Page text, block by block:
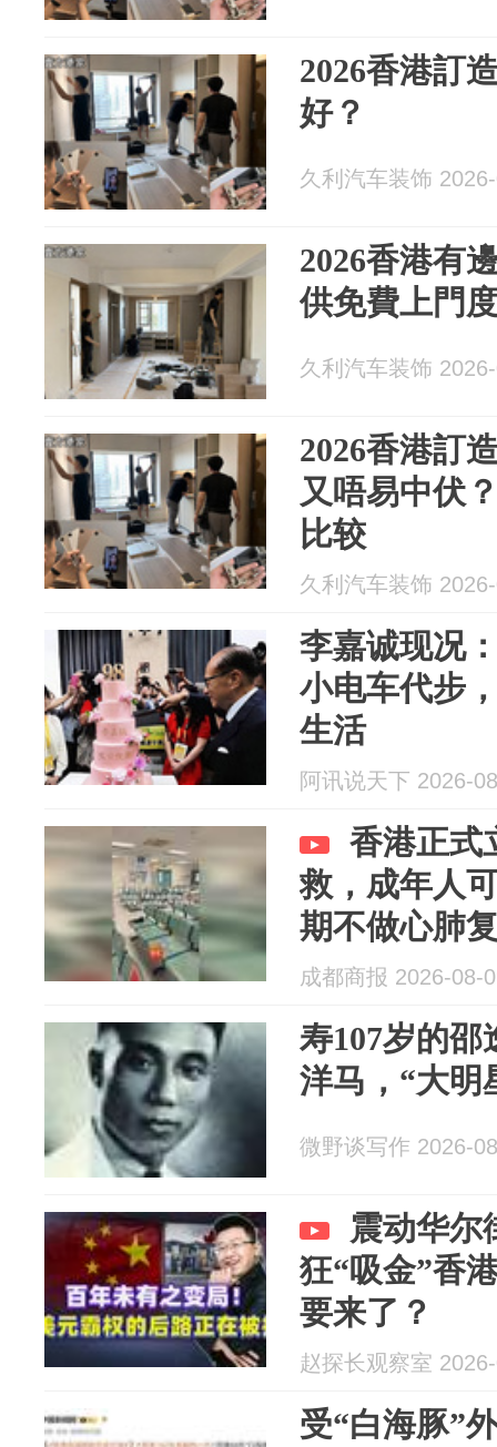
2026香港訂
好？
久利汽车装饰
2026香港有
供免費上門
久利汽车装饰
2026香港訂
又唔易中伏
比较
久利汽车装饰
李嘉诚现况
小电车代步
生活
阿讯说天下 2026-
香港正式
救，成年人
期不做心肺
成都商报 2026-08-
寿107岁的邵
洋马，“大明
微野谈写作 2026-
震动华尔
狂“吸金”香
要来了？
赵探长观察室
受“白海豚”